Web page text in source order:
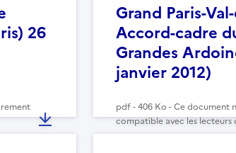
26
Grand Paris-
Accord-cadre
Grandes
janvier 2012)
pdf - 406 Ko - Ce document
compatible avec les lecteurs